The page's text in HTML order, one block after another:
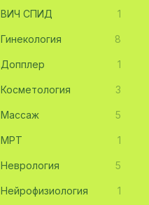
ВИЧ СПИД 1
Гинекология 8
Допплер 1
Косметология 3
Массаж 5
МРТ 1
Неврология 5
Нейрофизиология 1